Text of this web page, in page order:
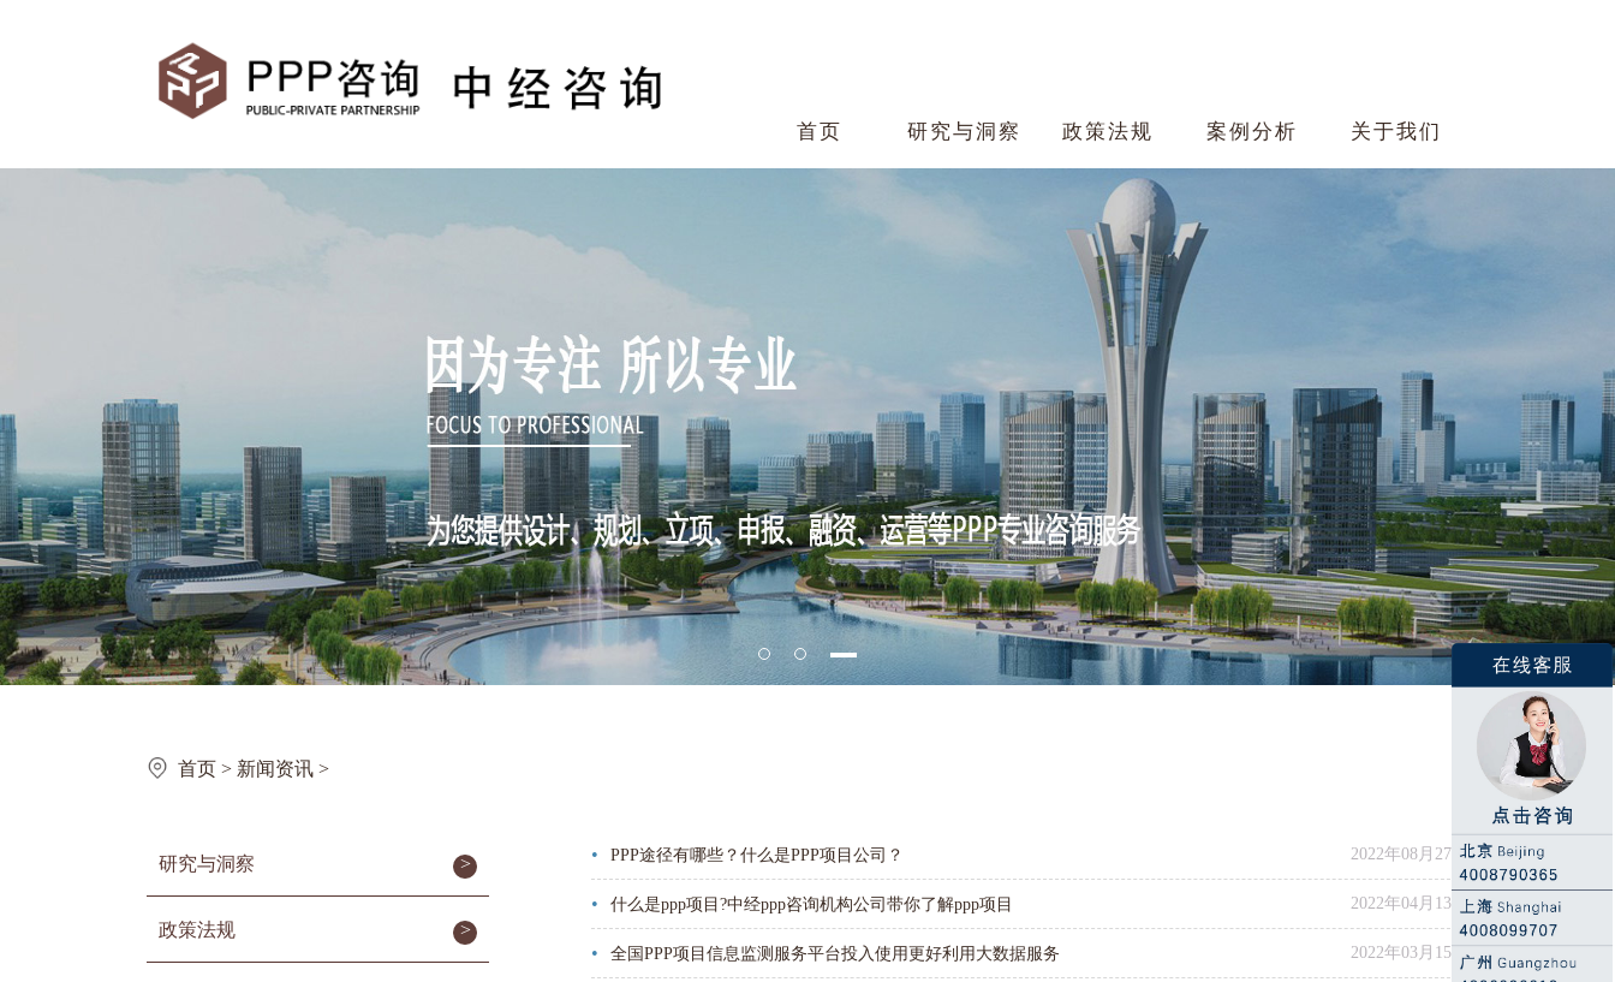
首页 研究与洞察 政策法规 案例分析 关于我们
首页 > 新闻资讯 >
研究与洞察 >
政策法规 >
• PPP途径有哪些？什么是PPP项目公司？ 2022年08月27日
• 什么是ppp项目?中经ppp咨询机构公司带你了解ppp项目 2022年04月13日
• 全国PPP项目信息监测服务平台投入使用更好利用大数据服务 2022年03月15日